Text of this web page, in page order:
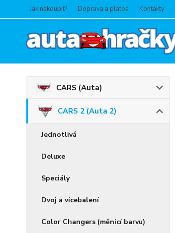
Jak nakoupit? Doprava a platba Kontakty
CARS (Auta)
CARS 2 (Auta 2)
Jednotlivá
Deluxe
Speciály
Dvoj a vícebalení
Color Changers (měnicí barvu)